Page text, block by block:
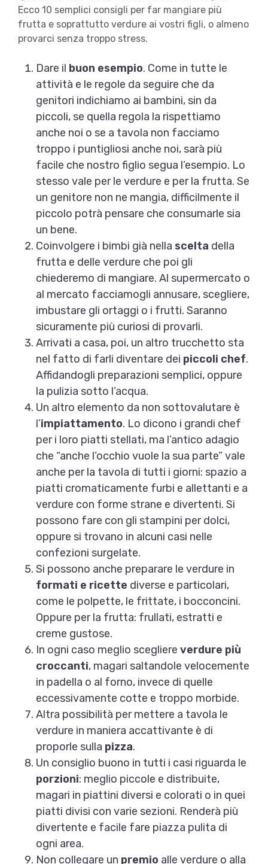
Ecco 10 semplici consigli per far mangiare più
frutta e soprattutto verdure ai vostri figli, o almeno
provarci senza troppo stress.
Dare il buon esempio. Come in tutte le
attività e le regole da seguire che da
genitori indichiamo ai bambini, sin da
piccoli, se quella regola la rispettiamo
anche noi o se a tavola non facciamo
troppo i puntigliosi anche noi, sarà più
facile che nostro figlio segua l’esempio. Lo
stesso vale per le verdure e per la frutta. Se
un genitore non ne mangia, difficilmente il
piccolo potrà pensare che consumarle sia
un bene.
Coinvolgere i bimbi già nella scelta della
frutta e delle verdure che poi gli
chiederemo di mangiare. Al supermercato o
al mercato facciamogli annusare, scegliere,
imbustare gli ortaggi o i frutti. Saranno
sicuramente più curiosi di provarli.
Arrivati a casa, poi, un altro trucchetto sta
nel fatto di farli diventare dei piccoli chef.
Affidandogli preparazioni semplici, oppure
la pulizia sotto l’acqua.
Un altro elemento da non sottovalutare è
l’impiattamento. Lo dicono i grandi chef
per i loro piatti stellati, ma l’antico adagio
che “anche l’occhio vuole la sua parte” vale
anche per la tavola di tutti i giorni: spazio a
piatti cromaticamente furbi e allettanti e a
verdure con forme strane e divertenti. Si
possono fare con gli stampini per dolci,
oppure si trovano in alcuni casi nelle
confezioni surgelate.
Si possono anche preparare le verdure in
formati e ricette diverse e particolari,
come le polpette, le frittate, i bocconcini.
Oppure per la frutta: frullati, estratti e
creme gustose.
In ogni caso meglio scegliere verdure più
croccanti, magari saltandole velocemente
in padella o al forno, invece di quelle
eccessivamente cotte e troppo morbide.
Altra possibilità per mettere a tavola le
verdure in maniera accattivante è di
proporle sulla pizza.
Un consiglio buono in tutti i casi riguarda le
porzioni: meglio piccole e distribuite,
magari in piattini diversi e colorati o in quei
piatti divisi con varie sezioni. Renderà più
divertente e facile fare piazza pulita di
ogni area.
Non collegare un premio alle verdure o alla